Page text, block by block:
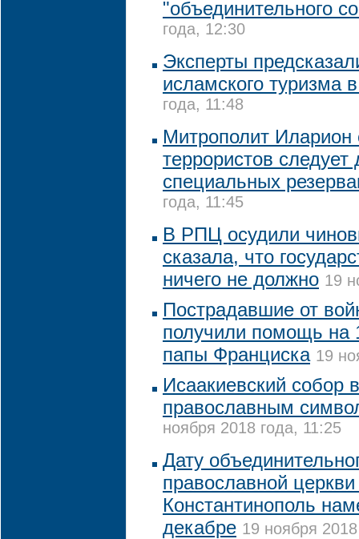
"объединительного
года, 12:30
Эксперты
исламского туризма
года, 11:48
Митрополит Иларион
террористов следует
специальных
года, 11:45
В РПЦ осудили
сказала, что
ничего не должно 19
Пострадавшие от
получили помощь на
папы Франциска 19
Исаакиевский собор
православным
ноября 2018 года, 11:25
Дату
православной
Константинополь
декабре 19 ноября